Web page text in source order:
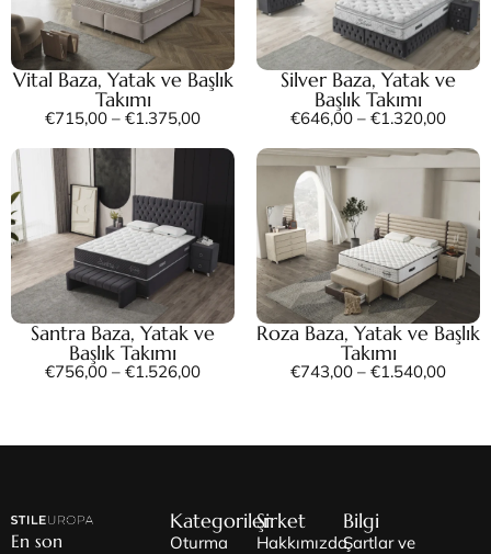
Vital Baza, Yatak ve Başlık
Takımı
€715,00 – €1.375,00
Silver Baza, Yatak ve
Başlık Takımı
€646,00 – €1.320,00
Santra Baza, Yatak ve
Başlık Takımı
€756,00 – €1.526,00
Roza Baza, Yatak ve Başlık
Takımı
€743,00 – €1.540,00
En son
Kategoriler
Oturma
Şirket
Hakkımızda
Bilgi
Şartlar ve